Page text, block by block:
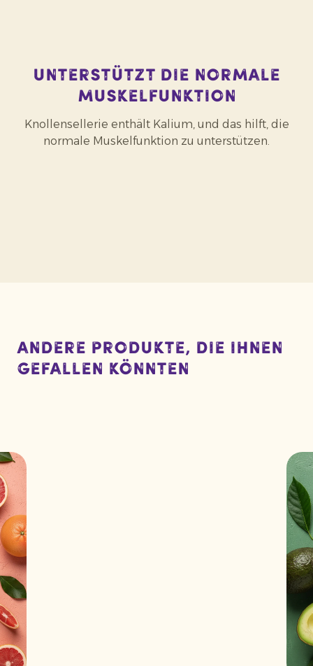
Unterstützt die normale
Muskelfunktion
Knollensellerie enthält Kalium, und das hilft, die
normale Muskelfunktion zu unterstützen.
Andere Produkte, die Ihnen
gefallen könnten